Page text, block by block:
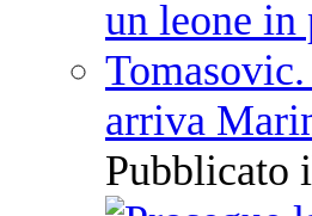
arriva
Pubblicato